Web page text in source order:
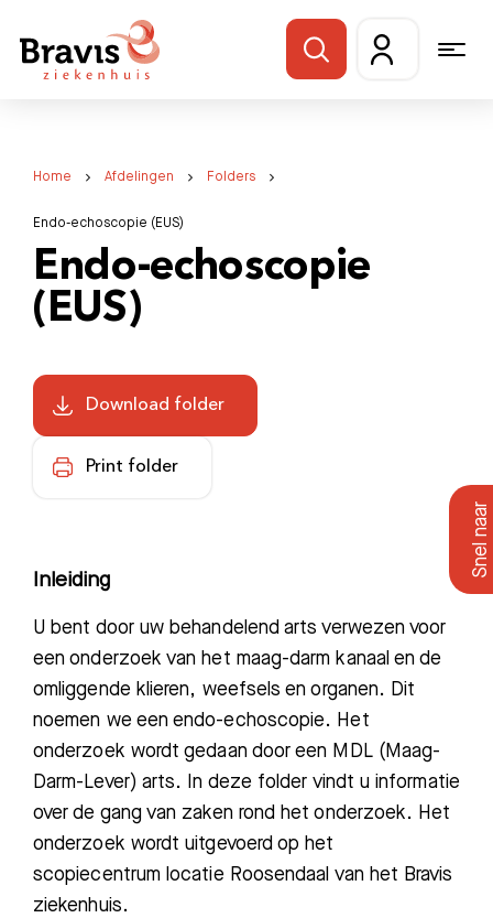
Home Afdelingen Folders
Endo-echoscopie (EUS)
Endo-echoscopie
(EUS)
Download folder
Print folder
Inleiding
U bent door uw behandelend arts verwezen voor
een onderzoek van het maag-darm kanaal en de
omliggende klieren, weefsels en organen. Dit
noemen we eenendo-echoscopie. Het
onderzoek wordt gedaan door een MDL (Maag-
Darm-Lever) arts. In deze folder vindt u informatie
over de gang van zaken rond het onderzoek. Het
onderzoek wordt uitgevoerd op het
scopiecentrum locatie Roosendaal van het Bravis
ziekenhuis.